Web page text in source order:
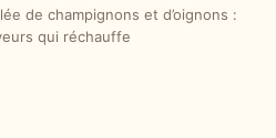
de champignons et d’oignons :
qui réchauffe